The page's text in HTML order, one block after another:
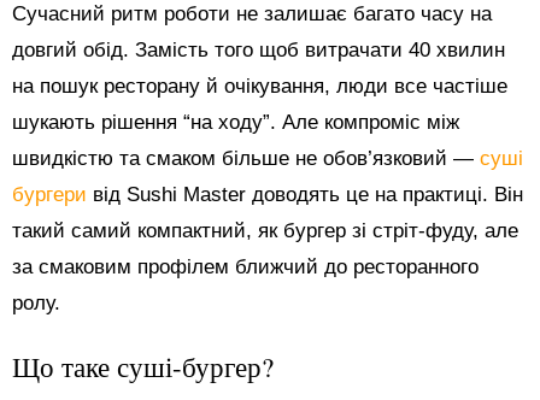
Сучасний ритм роботи не залишає багато часу на
довгий обід. Замість того щоб витрачати 40 хвилин
на пошук ресторану й очікування, люди все частіше
шукають рішення “на ходу”. Але компроміс між
швидкістю та смаком більше не обов’язковий — суші
бургери від Sushi Master доводять це на практиці. Він
такий самий компактний, як бургер зі стріт-фуду, але
за смаковим профілем ближчий до ресторанного
ролу.
Що таке суші-бургер?